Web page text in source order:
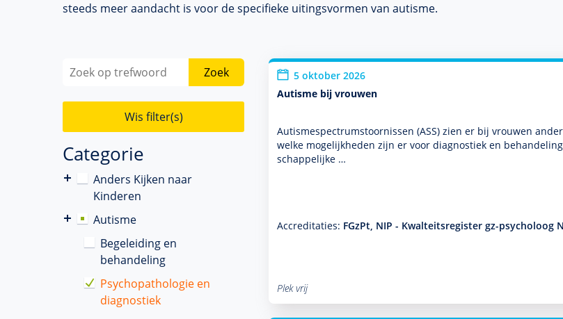
steeds meer aan­dacht is voor de speci­fieke uitingsvormen van autisme.
Zoek
Wis filter(s)
Categorie
Anders Kijken naar
Kinderen
Autisme
Begeleiding en
behandeling
Psychopathologie en
diagnostiek
5 oktober 2026
Autisme bij vrouwen
Autismespectrumstoor­nissen (ASS) zien er bij vrouwen
welke moge­lijk­heden zijn er voor diag­nos­tiek en
schappe­lijke …
Accreditaties: FGzPt, NIP - Kwalteitsregister gz-psycholoog
Plek vrij